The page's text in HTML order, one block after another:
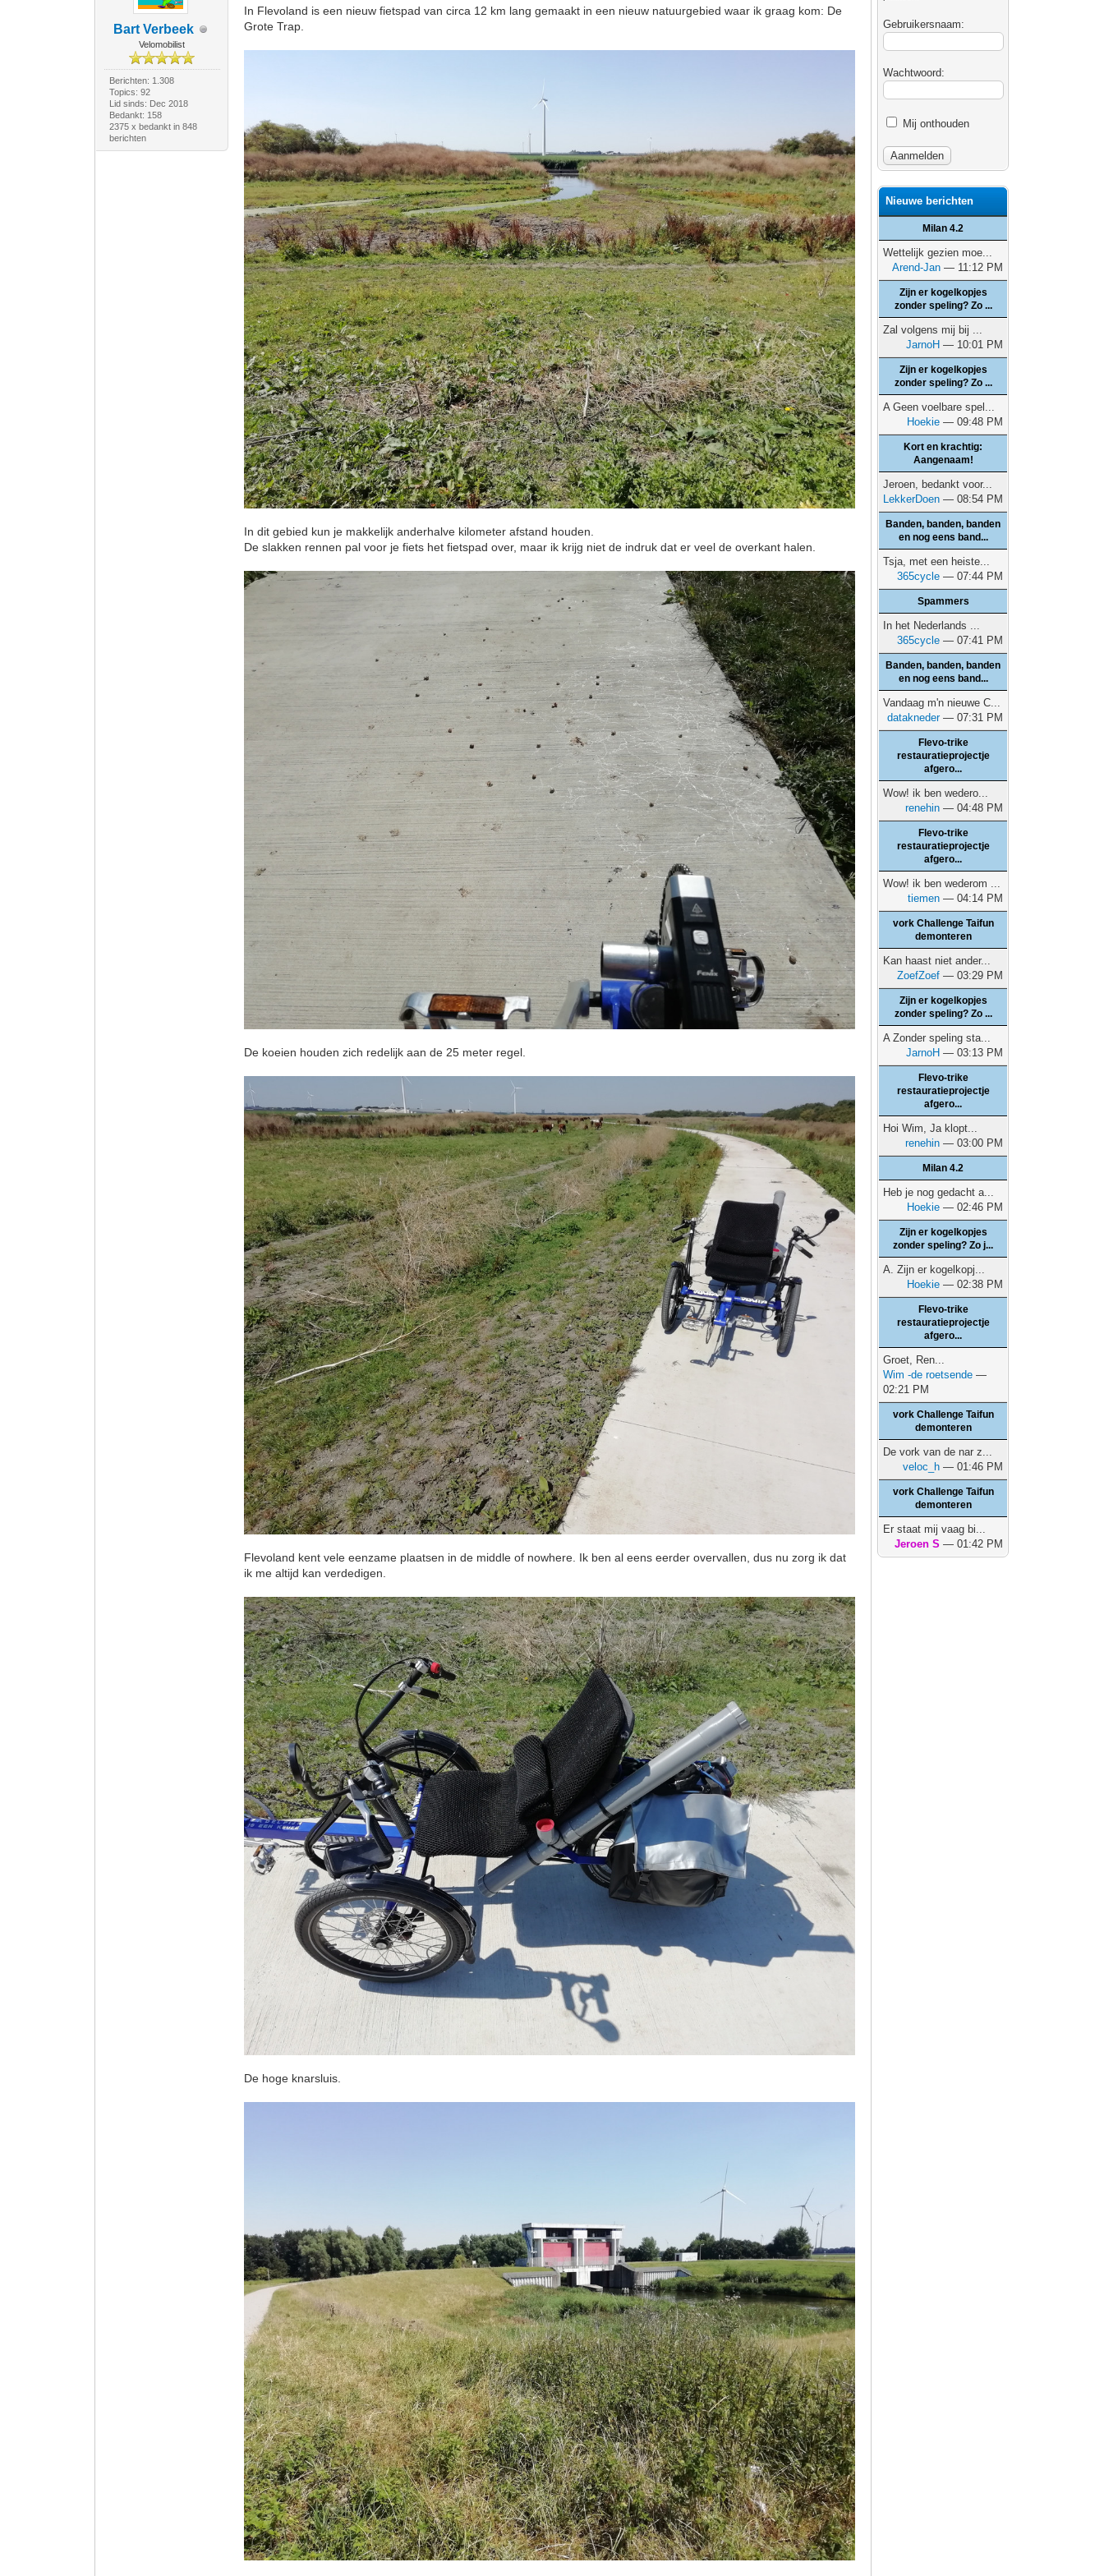
Bart Verbeek
Velomobilist
Berichten: 1.308
Topics: 92
Lid sinds: Dec 2018
Bedankt: 158
2375 x bedankt in 848
berichten
In Flevoland is een nieuw fietspad van circa 12 km lang gemaakt in een nieuw natuurgebied waar ik graag kom: De
Grote Trap.
In dit gebied kun je makkelijk anderhalve kilometer afstand houden.
De slakken rennen pal voor je fiets het fietspad over, maar ik krijg niet de indruk dat er veel de overkant halen.
De koeien houden zich redelijk aan de 25 meter regel.
Flevoland kent vele eenzame plaatsen in de middle of nowhere. Ik ben al eens eerder overvallen, dus nu zorg ik dat
ik me altijd kan verdedigen.
De hoge knarsluis.
Gebruikersnaam:
Wachtwoord:
Mij onthouden
Nieuwe berichten
Milan 4.2
Wettelijk gezien moe...
Arend-Jan — 11:12 PM
Zijn er kogelkopjes
zonder speling? Zo ...
Zal volgens mij bij ...
JarnoH — 10:01 PM
Zijn er kogelkopjes
zonder speling? Zo ...
A Geen voelbare spel...
Hoekie — 09:48 PM
Kort en krachtig:
Aangenaam!
Jeroen, bedankt voor...
LekkerDoen — 08:54 PM
Banden, banden, banden
en nog eens band...
Tsja, met een heiste...
365cycle — 07:44 PM
Spammers
In het Nederlands ...
365cycle — 07:41 PM
Banden, banden, banden
en nog eens band...
Vandaag m'n nieuwe C...
datakneder— 07:31 PM
Flevo-trike
restauratieprojectje
afgero...
Wow! ik ben wedero...
renehin — 04:48 PM
Flevo-trike
restauratieprojectje
afgero...
Wow! ik ben wederom ...
tiemen — 04:14 PM
vork Challenge Taifun
demonteren
Kan haast niet ander...
ZoefZoef — 03:29 PM
Zijn er kogelkopjes
zonder speling? Zo ...
A Zonder speling sta...
JarnoH — 03:13 PM
Flevo-trike
restauratieprojectje
afgero...
Hoi Wim, Ja klopt...
renehin — 03:00 PM
Milan 4.2
Heb je nog gedacht a...
Hoekie — 02:46 PM
Zijn er kogelkopjes
zonder speling? Zo j...
A. Zijn er kogelkopj...
Hoekie — 02:38 PM
Flevo-trike
restauratieprojectje
afgero...
Groet, Ren...
Wim -de roetsende —
02:21 PM
vork Challenge Taifun
demonteren
De vork van de nar z...
veloc_h — 01:46 PM
vork Challenge Taifun
demonteren
Er staat mij vaag bi...
Jeroen S — 01:42 PM